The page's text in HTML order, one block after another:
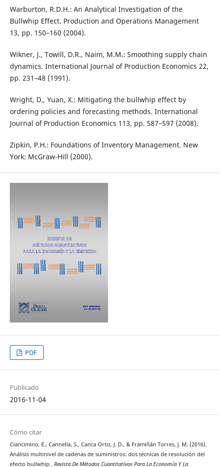
Warburton, R.D.H.: An Analytical Investigation of the
Bullwhip Effect. Production and Operations Management
13, pp. 150–160 (2004).
Wikner, J., Towill, D.R., Naim, M.M.: Smoothing supply chain
dynamics. International Journal of Production Economics 22,
pp. 231–48 (1991).
Wright, D., Yuan, X.: Mitigating the bullwhip effect by
ordering policies and forecasting methods. International
Journal of Production Economics 113, pp. 587–597 (2008).
Zipkin, P.H.: Foundations of Inventory Management. New
York: McGraw-Hill (2000).
PDF
Publicado
2016-11-04
Cómo citar
Ciancimino, E., Cannella, S., Canca Ortiz, J. D., & Framiñán Torres, J. M. (2016).
Análisis multinivel de cadenas de suministros: dos técnicas de resolución del
efecto bullwhip . Revista De Métodos Cuantitativos Para La Economía Y La